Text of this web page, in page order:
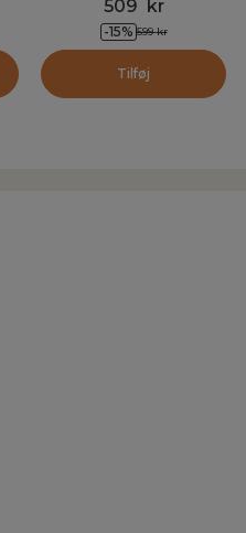
509 kr
-15% 599 kr
Tilføj